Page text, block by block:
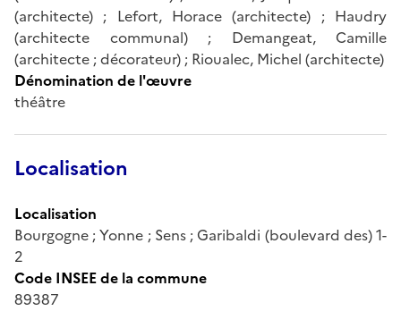
(architecte) ; Lefort, Horace (architecte) ; Haudry
(architecte communal) ; Demangeat, Camille
(architecte ; décorateur) ; Rioualec, Michel (architecte)
Dénomination de l'œuvre
théâtre
Localisation
Localisation
Bourgogne ; Yonne ; Sens ; Garibaldi (boulevard des) 1-
2
Code INSEE de la commune
89387